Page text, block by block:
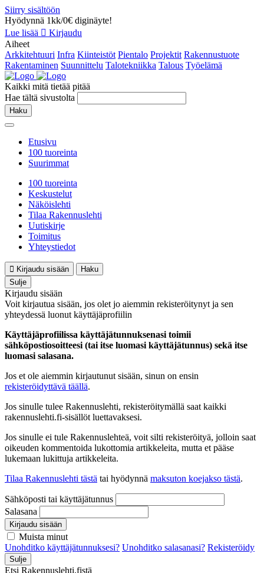
Siirry sisältöön
Hyödynnä 1kk/0€ diginäyte!
Lue lisää
Kirjaudu
Aiheet
Arkkitehtuuri Infra Kiinteistöt Pientalo Projektit Rakennustuote
Rakentaminen Suunnittelu Talotekniikka Talous Työelämä
Kaikki mitä tietää pitää
Hae tältä sivustolta
Haku
Etusivu
100 tuoreinta
Suurimmat
100 tuoreinta
Keskustelut
Näköislehti
Tilaa Rakennuslehti
Uutiskirje
Toimitus
Yhteystiedot
Kirjaudu sisään
Haku
Sulje
Kirjaudu sisään
Voit kirjautua sisään, jos olet jo aiemmin rekisteröitynyt ja sen
yhteydessä luonut käyttäjäprofiilin
Käyttäjäprofiilissa käyttäjätunnuksenasi toimii
sähköpostiosoitteesi (tai itse luomasi käyttäjätunnus) sekä itse
luomasi salasana.
Jos et ole aiemmin kirjautunut sisään, sinun on ensin
rekisteröidyttävä täällä.
Jos sinulle tulee Rakennuslehti, rekisteröitymällä saat kaikki
rakennuslehti.fi-sisällöt luettavaksesi.
Jos sinulle ei tule Rakennuslehteä, voit silti rekisteröityä, jolloin saat
oikeuden kommentoida lukottomia artikkeleita, mutta et pääse
lukemaan lukittuja artikkeleita.
Tilaa Rakennuslehti tästä tai hyödynnä maksuton koejakso tästä.
Sähköposti tai käyttäjätunnus
Salasana
Kirjaudu sisään
Muista minut
Unohditko käyttäjätunnuksesi? Unohditko salasanasi? Rekisteröidy
Sulje
Etsi Rakennuslehti.fistä